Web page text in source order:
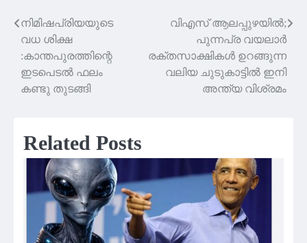
Post
navigation
നിമിഷപ്രിയയുടെ
വധ ശിക്ഷ
:കാന്തപുരത്തിന്റെ
ഇടപെടൽ ഫലം
കണ്ടു തുടങ്ങി
വിഎസ് ആലപ്പുഴയിൽ;
പുന്നപ്ര വയലാർ
രക്തസാക്ഷികൾ ഉറങ്ങുന്ന
വലിയ ചുടുകാട്ടിൽ ഇനി
അന്ത്യ വിശ്രമം
Related Posts